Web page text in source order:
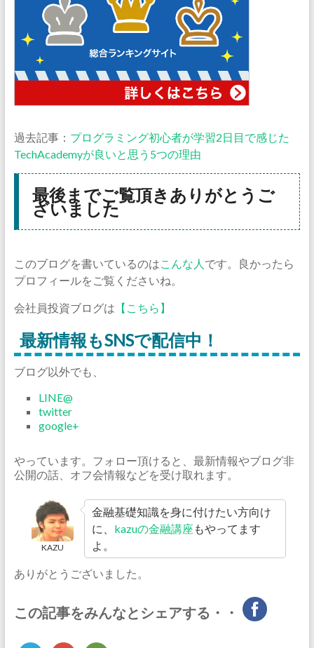
過去記事： プログラミング初心者が学習2日目で感じた
TechAcademyが良いと思う5つの理由
最後までご覧頂きありがとうご
ざいました
このブログを書いているのはこんな人 です。良かったら
プロフィールをご覧くださいね。
会社員投資ブログは 【こちら】
最新情報もSNSで配信中！
ブログ以外でも、
LINE@
twitter
google+
やっています。フォロー頂けると、最新情報やブログ非
公開の話、オフ会情報などを受け取れます。
KAZU
金融基礎知識を身に付けたい方向け
に、 kazuの金融講座 もやってます
よ。
ありがとうございました。
この記事をみんなとシェアする・・